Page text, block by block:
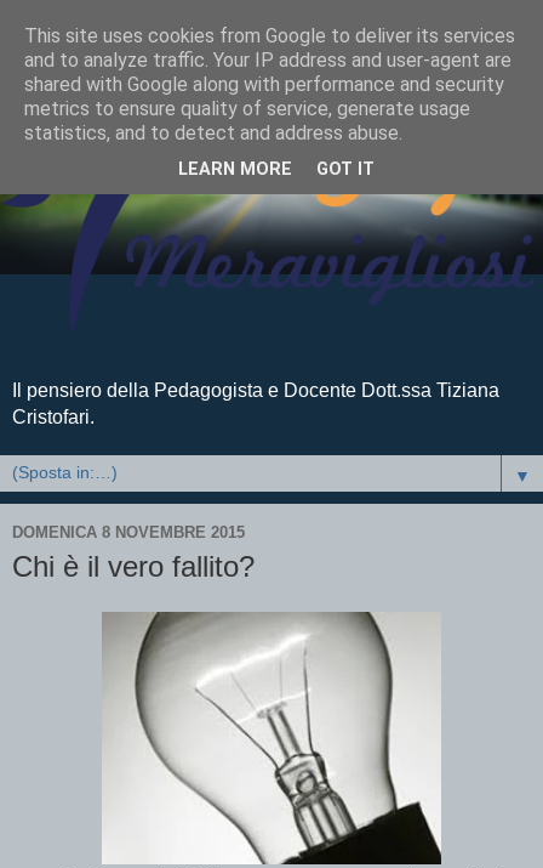
Il pensiero della Pedagogista e Docente Dott.ssa Tiziana
Cristofari.
▼
DOMENICA 8 NOVEMBRE 2015
Chi è il vero fallito?
This site uses cookies from Google to deliver its services
and to analyze traffic. Your IP address and user-agent are
shared with Google along with performance and security
metrics to ensure quality of service, generate usage
statistics, and to detect and address abuse.
LEARN MORE GOT IT